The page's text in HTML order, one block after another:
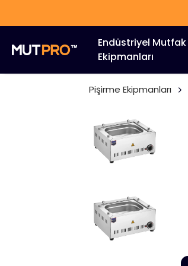
Endüstriyel Mutfak
Ekipmanları
Pişirme Ekipmanları